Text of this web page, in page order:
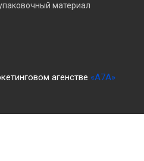
агенстве «A7A»
материал